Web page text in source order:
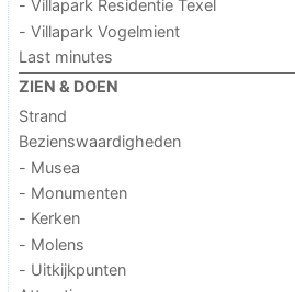
- Villapark Residentie Texel
- Villapark Vogelmient
Last minutes
ZIEN & DOEN
Strand
Bezienswaardigheden
- Musea
- Monumenten
- Kerken
- Molens
- Uitkijkpunten